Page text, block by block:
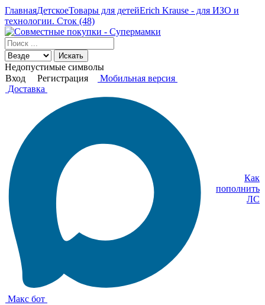
ГлавнаяДетскоеТовары для детейErich Krause - для ИЗО и
технологии. Сток (48)
Искать
Недопустимые символы
Вход
Регистрация
Мобильная версия
Доставка
Макс бот
Как
пополнить
ЛС